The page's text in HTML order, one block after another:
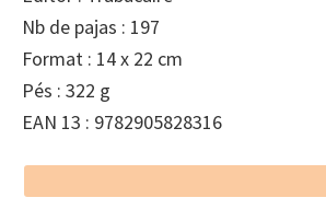
Nb de pajas : 197
Format : 14 x 22 cm
Pés : 322 g
EAN 13 : 9782905828316
Footer